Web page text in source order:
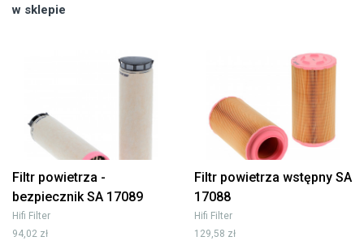
w sklepie
Filtr powietrza -
bezpiecznik SA 17089
Hifi Filter
94,02 zł
Filtr powietrza wstępny SA
17088
Hifi Filter
129,58 zł